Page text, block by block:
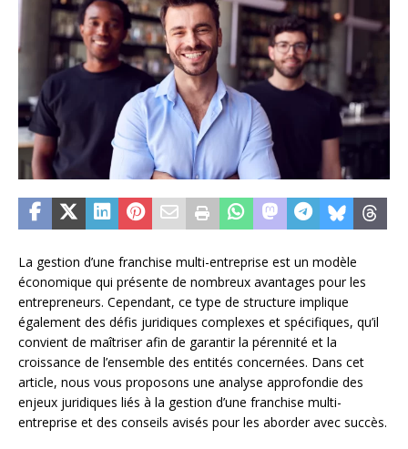
La gestion d’une franchise multi-entreprise est un modèle
économique qui présente de nombreux avantages pour les
entrepreneurs. Cependant, ce type de structure implique
également des défis juridiques complexes et spécifiques, qu’il
convient de maîtriser afin de garantir la pérennité et la
croissance de l’ensemble des entités concernées. Dans cet
article, nous vous proposons une analyse approfondie des
enjeux juridiques liés à la gestion d’une franchise multi-
entreprise et des conseils avisés pour les aborder avec succès.